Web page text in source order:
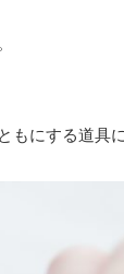
にする道具